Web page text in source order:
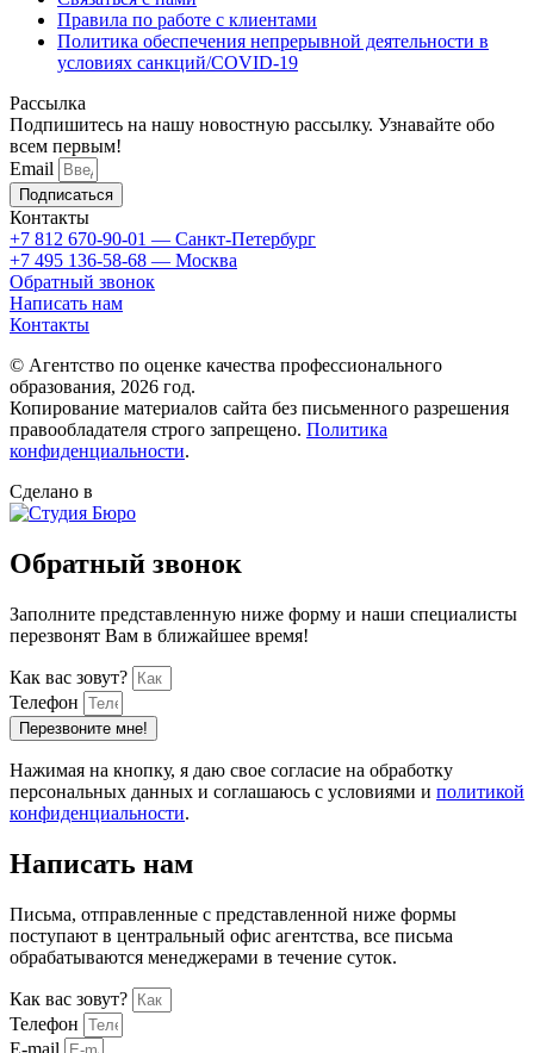
Правила по работе с клиентами
Политика обеспечения непрерывной деятельности в
условиях санкций/COVID-19
Рассылка
Подпишитесь на нашу новостную рассылку. Узнавайте обо
всем первым!
Email
Подписаться
Контакты
+7 812 670-90-01 — Санкт-Петербург
+7 495 136-58-68 — Москва
Обратный звонок
Написать нам
Контакты
© Агентство по оценке качества профессионального
образования, 2026 год.
Копирование материалов сайта без письменного разрешения
правообладателя строго запрещено. Политика
конфиденциальности.
Сделано в
Обратный звонок
Заполните представленную ниже форму и наши специалисты
перезвонят Вам в ближайшее время!
Как вас зовут?
Телефон
Перезвоните мне!
Нажимая на кнопку, я даю свое согласие на обработку
персональных данных и соглашаюсь с условиями и политикой
конфиденциальности.
Написать нам
Письма, отправленные с представленной ниже формы
поступают в центральный офис агентства, все письма
обрабатываются менеджерами в течение суток.
Как вас зовут?
Телефон
E-mail